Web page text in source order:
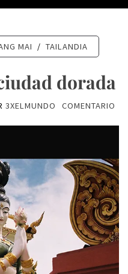
MAI / TAILANDIA
dorada
3XELMUNDO COMENTARIO